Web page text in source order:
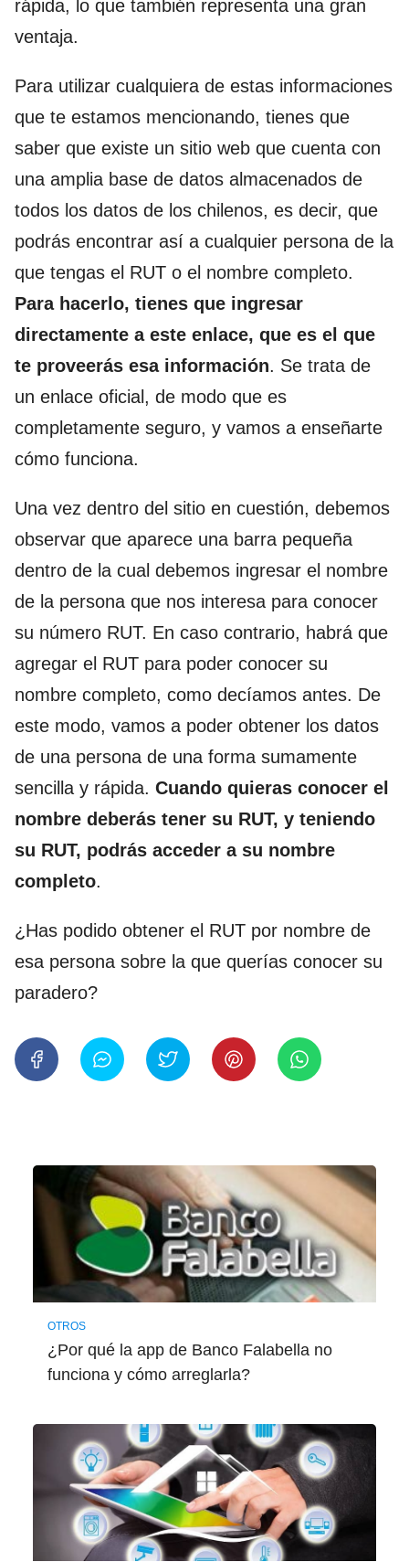
rápida, lo que también representa una gran
ventaja.
Para utilizar cualquiera de estas informaciones
que te estamos mencionando, tienes que
saber que existe un sitio web que cuenta con
una amplia base de datos almacenados de
todos los datos de los chilenos, es decir, que
podrás encontrar así a cualquier persona de la
que tengas el RUT o el nombre completo.
Para hacerlo, tienes que ingresar
directamente a este enlace, que es el que
te proveerás esa información. Se trata de
un enlace oficial, de modo que es
completamente seguro, y vamos a enseñarte
cómo funciona.
Una vez dentro del sitio en cuestión, debemos
observar que aparece una barra pequeña
dentro de la cual debemos ingresar el nombre
de la persona que nos interesa para conocer
su número RUT. En caso contrario, habrá que
agregar el RUT para poder conocer su
nombre completo, como decíamos antes. De
este modo, vamos a poder obtener los datos
de una persona de una forma sumamente
sencilla y rápida. Cuando quieras conocer el
nombre deberás tener su RUT, y teniendo
su RUT, podrás acceder a su nombre
completo.
¿Has podido obtener el RUT por nombre de
esa persona sobre la que querías conocer su
paradero?
OTROS
¿Por qué la app de Banco Falabella no
funciona y cómo arreglarla?